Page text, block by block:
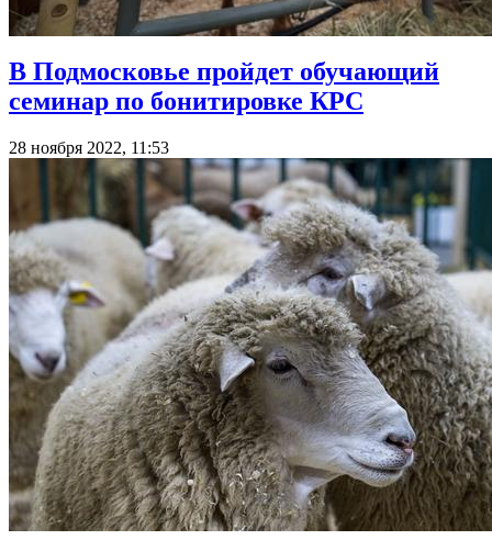
В Подмосковье пройдет обучающий
семинар по бонитировке КРС
28 ноября 2022, 11:53